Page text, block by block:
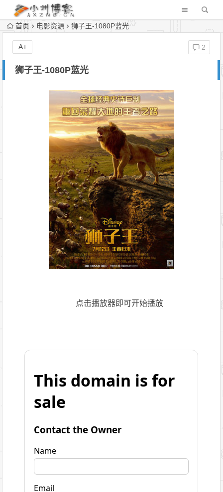
首页 电影资源 狮子王-1080P蓝光
狮子王-1080P蓝光
2
A+
点击播放器即可开始播放